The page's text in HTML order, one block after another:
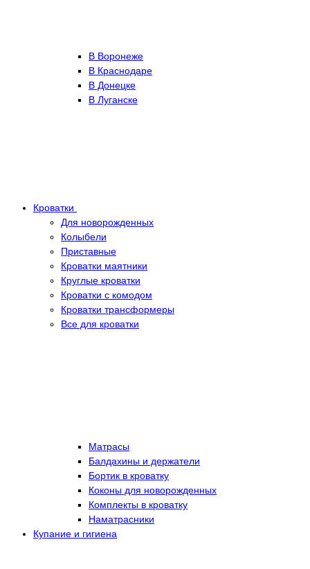
В Воронеже
В Краснодаре
В Донецке
В Луганске
Кроватки
Для новорожденных
Колыбели
Приставные
Кроватки маятники
Круглые кроватки
Кроватки с комодом
Кроватки трансформеры
Все для кроватки
Матрасы
Балдахины и держатели
Бортик в кроватку
Коконы для новорожденных
Комплекты в кроватку
Наматрасники
Купание и гигиена